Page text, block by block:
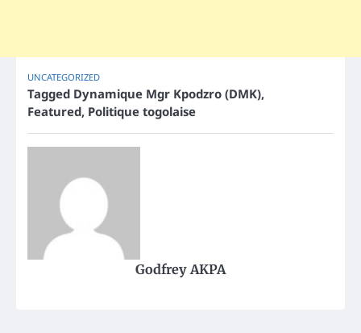
UNCATEGORIZED
Tagged Dynamique Mgr Kpodzro (DMK),
Featured, Politique togolaise
Godfrey AKPA